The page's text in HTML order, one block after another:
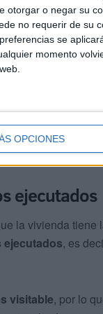
otorgar o negar su
no requerir de su
se
momento
OPCIONES
de la subasta,
hasta 24 horassi
ejecutados
la vivienda tiene
ejecutados, es
visitable, por lo